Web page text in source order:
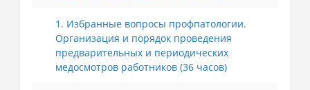
1. Избранные вопросы профпатологии.
Организация и порядок проведения
предварительных и периодических
медосмотров работников (36 часов)